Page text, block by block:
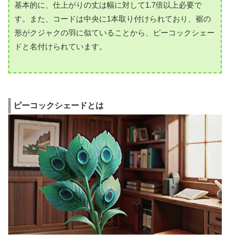
基本的に、仕上がりの丈は幅に対して1.7倍以上必要で
す。また、コードは中央に1本取り付けられており、裾の
形がクジャクの羽に似ていることから、ピーコックシェー
ドと名付けられています。
ピーコックシェードとは